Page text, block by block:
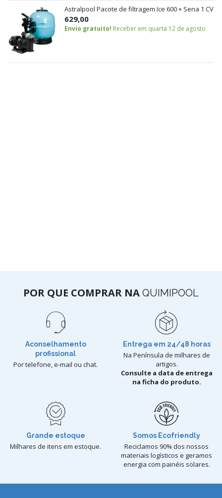
Astralpool Pacote de filtragem Ice 600 + Sena 1 CV
629,00
Envio gratuito! Receber em quarta 12 de agosto
POR QUE COMPRAR NA QUIMIPOOL
Aconselhamento
profissional
Por telefone, e-mail ou chat.
Entrega em 24/48 horas
Na Península de milhares de
artigos.
Consulte a data de entrega
na ficha do produto.
Grande estoque
Milhares de itens em estoque.
Somos Ecofriendly
Reciclamos 90% dos nossos
materiais logísticos e geramos
energia com painéis solares.